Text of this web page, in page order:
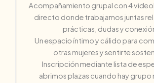
Acompañamiento grupal con 4
directo donde trabajamos juntas
prácticas, dudas y
Un espacio íntimo y cálido para
otras mujeres y sentirte
Inscripción mediante lista de
abrimos plazas cuando hay grupo